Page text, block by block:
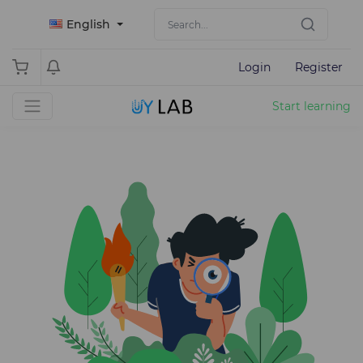
English
Login Register
Start learning